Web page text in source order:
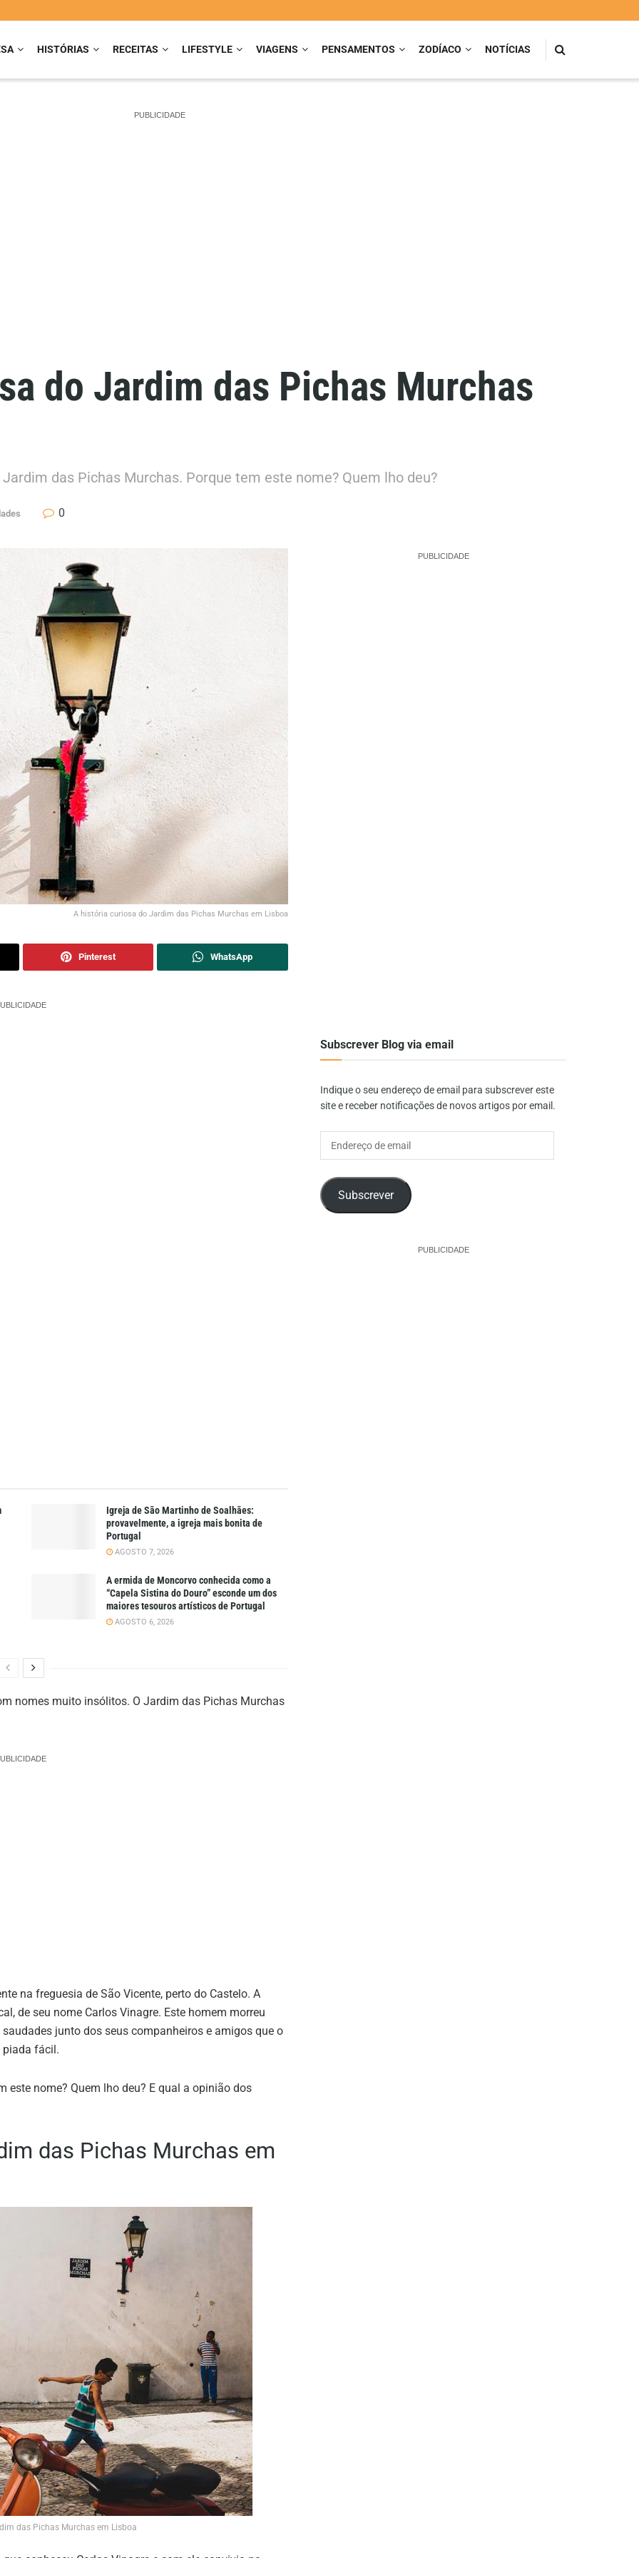
HISTÓRIAS RECEITAS LIFESTYLE VIAGENS PENSAMENTOS ZODÍACO NOTÍCIAS
PUBLICIDADE
do Jardim das Pichas Murchas
das Pichas Murchas. Porque tem este nome? Quem lho deu?
0
A história curiosa do Jardim das Pichas Murchas em Lisboa
Pinterest WhatsApp
Igreja de São Martinho de Soalhães:
provavelmente, a igreja mais bonita de
Portugal
AGOSTO 7, 2026
A ermida de Moncorvo conhecida como a
“Capela Sistina do Douro” esconde um dos
maiores tesouros artísticos de Portugal
AGOSTO 6, 2026
nomes muito insólitos. O Jardim das Pichas Murchas
na freguesia de São Vicente, perto do Castelo. A
de seu nome Carlos Vinagre. Este homem morreu
junto dos seus companheiros e amigos que o
piada fácil.
este nome? Quem lho deu? E qual a opinião dos
das Pichas Murchas em
das Pichas Murchas em Lisboa
PUBLICIDADE
Subscrever Blog via email
Indique o seu endereço de email para subscrever este
site e receber notificações de novos artigos por email.
Subscrever
PUBLICIDADE